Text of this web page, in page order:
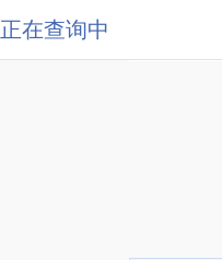
正在查询中